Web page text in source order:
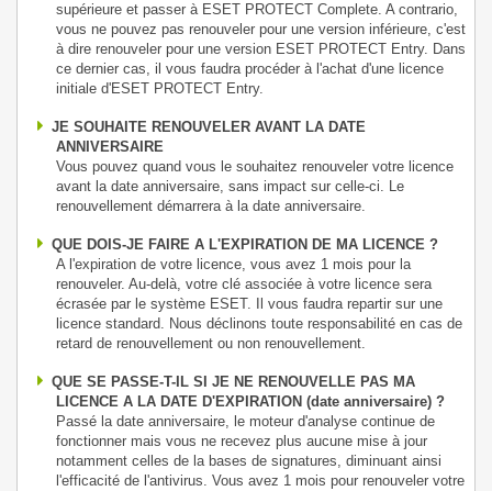
supérieure et passer à ESET PROTECT Complete. A contrario,
vous ne pouvez pas renouveler pour une version inférieure, c'est
à dire renouveler pour une version ESET PROTECT Entry. Dans
ce dernier cas, il vous faudra procéder à l'achat d'une licence
initiale d'ESET PROTECT Entry.
JE SOUHAITE RENOUVELER AVANT LA DATE
ANNIVERSAIRE
Vous pouvez quand vous le souhaitez renouveler votre licence
avant la date anniversaire, sans impact sur celle-ci. Le
renouvellement démarrera à la date anniversaire.
QUE DOIS-JE FAIRE A L'EXPIRATION DE MA LICENCE ?
A l'expiration de votre licence, vous avez 1 mois pour la
renouveler. Au-delà, votre clé associée à votre licence sera
écrasée par le système ESET. Il vous faudra repartir sur une
licence standard. Nous déclinons toute responsabilité en cas de
retard de renouvellement ou non renouvellement.
QUE SE PASSE-T-IL SI JE NE RENOUVELLE PAS MA
LICENCE A LA DATE D'EXPIRATION (date anniversaire) ?
Passé la date anniversaire, le moteur d'analyse continue de
fonctionner mais vous ne recevez plus aucune mise à jour
notamment celles de la bases de signatures, diminuant ainsi
l'efficacité de l'antivirus. Vous avez 1 mois pour renouveler votre